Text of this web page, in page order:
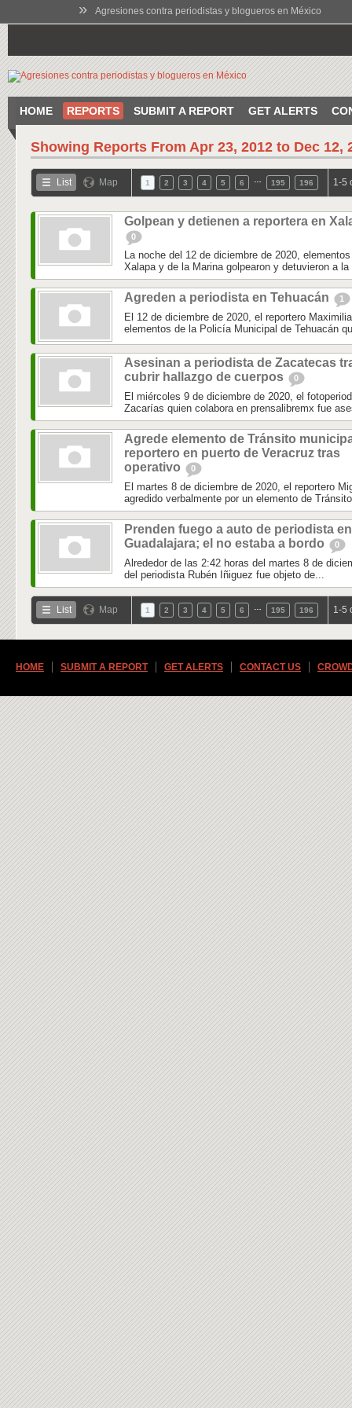
» Agresiones contra periodistas y blogueros en México
HOME REPORTS SUBMIT A REPORT GET ALERTS
Showing Reports From Apr 23, 2012 to Dec 12,
List Map 1 2 3 4 5 6 195 196 1-5
Golpean y detienen a reportera en
0
La noche del 12 de diciembre de 2020,
Xalapa y de la Marina golpearon y detuvieron a la
Agreden a periodista en Tehuacán 1
El 12 de diciembre de 2020, el reportero
elementos de la Policía Municipal de Tehuacán
Asesinan a periodista de Zacatecas
cubrir hallazgo de cuerpos
0
El miércoles 9 de diciembre de 2020, el
Zacarías quien colabora en prensalibremx fue
Agrede elemento de Tránsito
reportero en puerto de Veracruz tras
operativo
0
El martes 8 de diciembre de 2020, el reportero
agredido verbalmente por un elemento de
Prenden fuego a auto de periodista en
Guadalajara; el no estaba a bordo
0
Alrededor de las 2:42 horas del martes 8 de
del periodista Rubén Iñiguez fue objeto de...
List Map 1 2 3 4 5 6 195 196 1-5
HOME SUBMIT A REPORT GET ALERTS CONTACT US